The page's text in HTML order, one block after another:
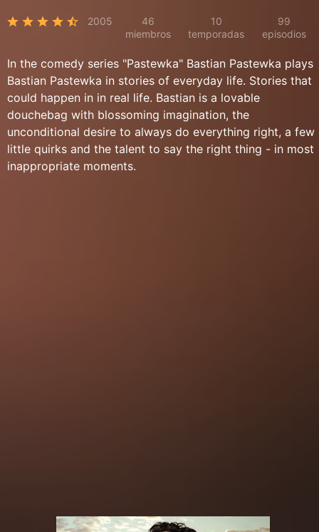
2005
46
miembros
10
temporadas
99
episodios
In the comedy series "Pastewka" Bastian Pastewka plays
Bastian Pastewka in stories of everyday life. Stories that
could happen in in real life. Bastian is a lovable
douchebag with blossoming imagination, the
unconditional desire to always do everything right, a few
little quirks and the talent to say the right thing - in most
inappropriate moments.